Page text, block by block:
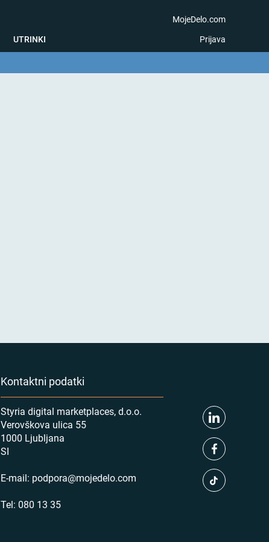
UTRINKI
MojeDelo.com
Prijava
Kontaktni podatki
Styria digital marketplaces, d.o.o.
Verovškova ulica 55
1000 Ljubljana
SI
E-mail: podpora@mojedelo.com
Tel: 080 13 35